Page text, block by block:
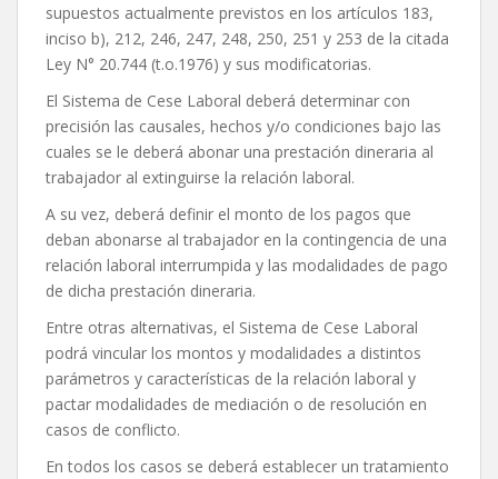
supuestos actualmente previstos en los artículos 183,
inciso b), 212, 246, 247, 248, 250, 251 y 253 de la citada
Ley N° 20.744 (t.o.1976) y sus modificatorias.
El Sistema de Cese Laboral deberá determinar con
precisión las causales, hechos y/o condiciones bajo las
cuales se le deberá abonar una prestación dineraria al
trabajador al extinguirse la relación laboral.
A su vez, deberá definir el monto de los pagos que
deban abonarse al trabajador en la contingencia de una
relación laboral interrumpida y las modalidades de pago
de dicha prestación dineraria.
Entre otras alternativas, el Sistema de Cese Laboral
podrá vincular los montos y modalidades a distintos
parámetros y características de la relación laboral y
pactar modalidades de mediación o de resolución en
casos de conflicto.
En todos los casos se deberá establecer un tratamiento